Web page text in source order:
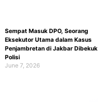
Sempat Masuk DPO, Seorang
Eksekutor Utama dalam Kasus
Penjambretan di Jakbar Dibekuk
Polisi
June 7, 2026